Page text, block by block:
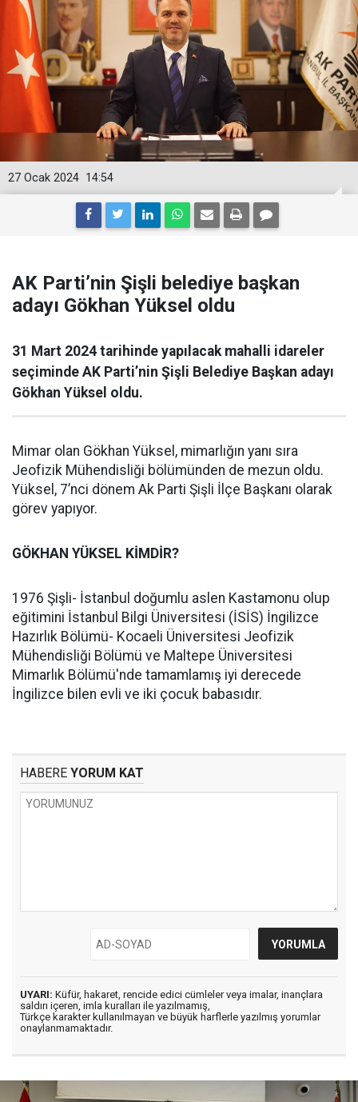
14:54
27 Ocak 2024
AK Parti’nin Şişli belediye başkan
adayı Gökhan Yüksel oldu
31 Mart 2024 tarihinde yapılacak mahalli idareler
seçiminde AK Parti’nin Şişli Belediye Başkan adayı
Gökhan Yüksel oldu.
Mimar olan Gökhan Yüksel, mimarlığın yanı sıra
Jeofizik Mühendisliği bölümünden de mezun oldu.
Yüksel, 7’nci dönem Ak Parti Şişli İlçe Başkanı olarak
görev yapıyor.
GÖKHAN YÜKSEL KİMDİR?
1976 Şişli- İstanbul doğumlu aslen Kastamonu olup
eğitimini İstanbul Bilgi Üniversitesi (İSİS) İngilizce
Hazırlık Bölümü- Kocaeli Üniversitesi Jeofizik
Mühendisliği Bölümü ve Maltepe Üniversitesi
Mimarlık Bölümü'nde tamamlamış iyi derecede
İngilizce bilen evli ve iki çocuk babasıdır.
HABERE YORUM KAT
UYARI: Küfür, hakaret, rencide edici cümleler veya imalar, inançlara
saldırı içeren, imla kuralları ile yazılmamış,
Türkçe karakter kullanılmayan ve büyük harflerle yazılmış yorumlar
onaylanmamaktadır.